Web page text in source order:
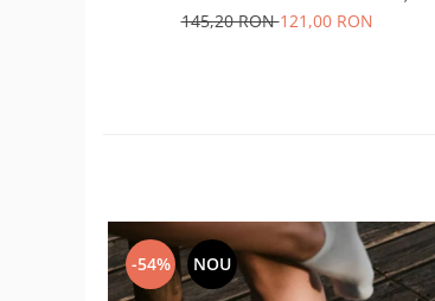
145,20 RON121,00 RON
-54% NOU